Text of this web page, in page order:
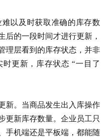
以及时获取准确的库存数
后的一段时间才进行更新，
理层看到的库存状态，并非
更新，库存状态 “一目了
新。当商品发生出入库操作
更新库存数量。企业员工只
手机端还是平板端，都能随